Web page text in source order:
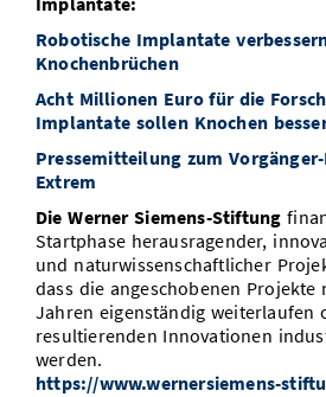
Robotische Implantate
Knochenbrüchen
Acht Millionen Euro für die
Implantate sollen Knochen
Pressemitteilung zum
Extrem
Die Werner Siemens-Stiftung
Startphase herausragender,
und naturwissenschaftlicher
dass die angeschobenen Projekte
Jahren eigenständig weiterlaufen
resultierenden Innovationen
werden.
https://www.wernersiemens-